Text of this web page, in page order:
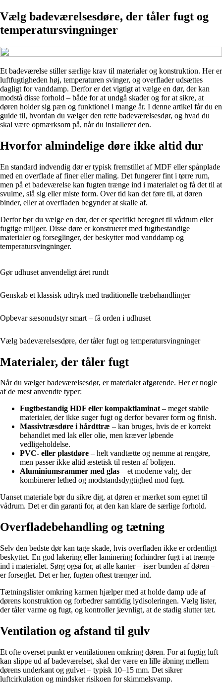
Vælg badeværelsesdøre, der tåler fugt og
temperatursvingninger
Et badeværelse stiller særlige krav til materialer og konstruktion. Her er
luftfugtigheden høj, temperaturen svinger, og overflader udsættes
dagligt for vanddamp. Derfor er det vigtigt at vælge en dør, der kan
modstå disse forhold – både for at undgå skader og for at sikre, at
døren holder sig pæn og funktionel i mange år. I denne artikel får du en
guide til, hvordan du vælger den rette badeværelsesdør, og hvad du
skal være opmærksom på, når du installerer den.
Hvorfor almindelige døre ikke altid dur
En standard indvendig dør er typisk fremstillet af MDF eller spånplade
med en overflade af finer eller maling. Det fungerer fint i tørre rum,
men på et badeværelse kan fugten trænge ind i materialet og få det til at
svulme, slå sig eller miste form. Over tid kan det føre til, at døren
binder, eller at overfladen begynder at skalle af.
Derfor bør du vælge en dør, der er specifikt beregnet til vådrum eller
fugtige miljøer. Disse døre er konstrueret med fugtbestandige
materialer og forseglinger, der beskytter mod vanddamp og
temperatursvingninger.
Gør udhuset anvendeligt året rundt
Genskab et klassisk udtryk med traditionelle træbehandlinger
Opbevar sæsonudstyr smart – få orden i udhuset
Vælg badeværelsesdøre, der tåler fugt og temperatursvingninger
Materialer, der tåler fugt
Når du vælger badeværelsesdør, er materialet afgørende. Her er nogle
af de mest anvendte typer:
Fugtbestandig HDF eller kompaktlaminat– meget stabile
materialer, der ikke suger fugt og derfor bevarer form og finish.
Massivtræsdøre i hårdttræ – kan bruges, hvis de er korrekt
behandlet med lak eller olie, men kræver løbende
vedligeholdelse.
PVC- eller plastdøre – helt vandtætte og nemme at rengøre,
men passer ikke altid æstetisk til resten af boligen.
Aluminiumsrammer med glas – et moderne valg, der
kombinerer lethed og modstandsdygtighed mod fugt.
Uanset materiale bør du sikre dig, at døren er mærket som egnet til
vådrum. Det er din garanti for, at den kan klare de særlige forhold.
Overfladebehandling og tætning
Selv den bedste dør kan tage skade, hvis overfladen ikke er ordentligt
beskyttet. En god lakering eller laminering forhindrer fugt i at trænge
ind i materialet. Sørg også for, at alle kanter – især bunden af døren –
er forseglet. Det er her, fugten oftest trænger ind.
Tætningslister omkring karmen hjælper med at holde damp ude af
dørens konstruktion og forbedrer samtidig lydisoleringen. Vælg lister,
der tåler varme og fugt, og kontroller jævnligt, at de stadig slutter tæt.
Ventilation og afstand til gulv
Et ofte overset punkt er ventilationen omkring døren. For at fugtig luft
kan slippe ud af badeværelset, skal der være en lille åbning mellem
dørens underkant og gulvet – typisk 10–15 mm. Det sikrer
luftcirkulation og mindsker risikoen for skimmelsvamp.